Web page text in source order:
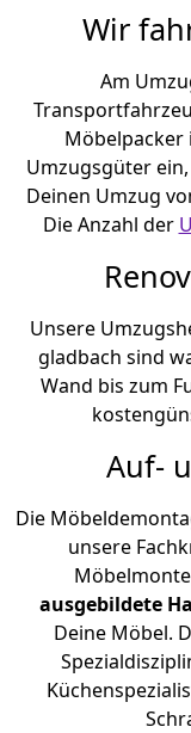
Wir
Am
Möbelpacker
Umzugsgüter ein,
Deinen Umzug
Die Anzahl der
Unsere
gladbach sind
Wand bis zum
Auf-
Die
unsere
ausgebildete
Deine Möbel.